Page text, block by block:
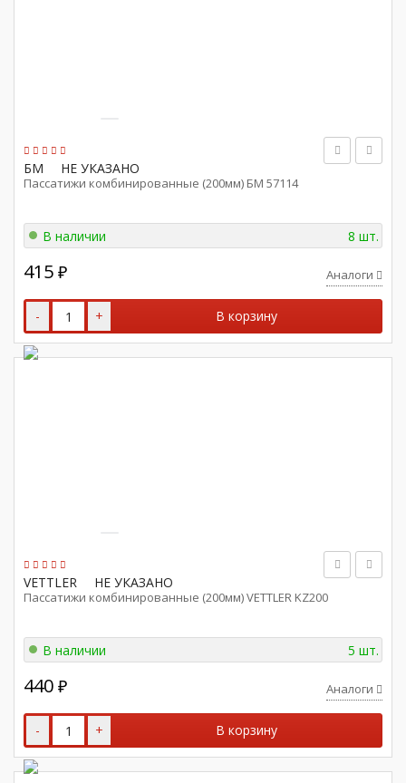
БМ НЕ УКАЗАНО
Пассатижи комбинированные (200мм) БМ 57114
В наличии 8 шт.
415 ₽ Аналоги
- + В корзину
VETTLER НЕ УКАЗАНО
Пассатижи комбинированные (200мм) VETTLER KZ200
В наличии 5 шт.
440 ₽ Аналоги
- + В корзину